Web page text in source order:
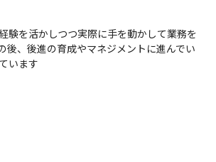
験を活かしつつ実際に手を動かして業務を
後、後進の育成やマネジメントに進んでい
います